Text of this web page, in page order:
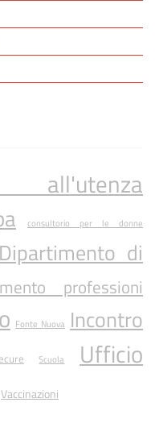
all'utenza
consultorio per le donne
Dipartimento di
professioni
Fonte Nuova Incontro
Scuola
Ufficio
Vaccinazioni